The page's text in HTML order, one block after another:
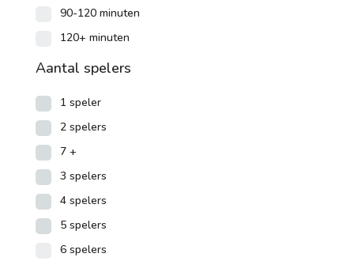
90-120 minuten
120+ minuten
Aantal spelers
1 speler
2 spelers
7 +
3 spelers
4 spelers
5 spelers
6 spelers